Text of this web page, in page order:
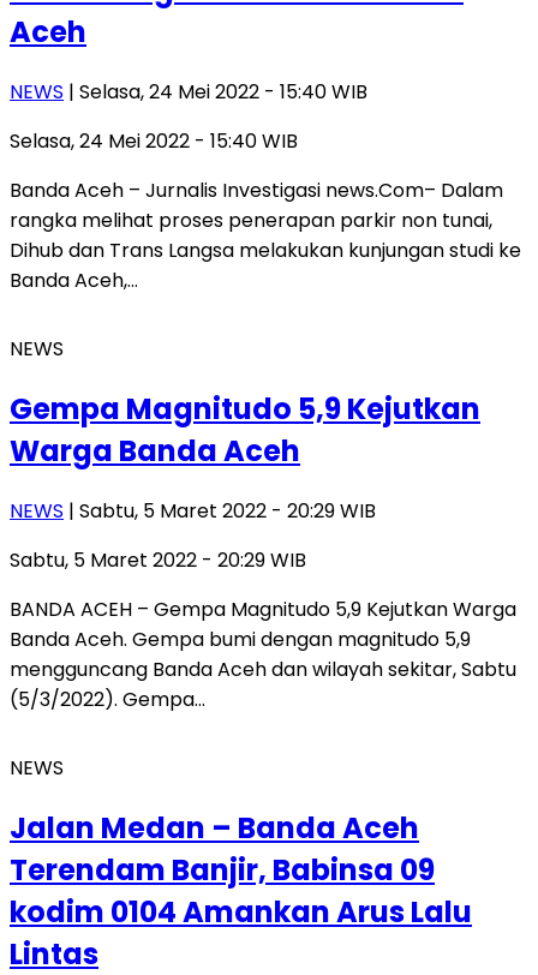
Aceh
NEWS | Selasa, 24 Mei 2022 - 15:40 WIB
Selasa, 24 Mei 2022 - 15:40 WIB
Banda Aceh – Jurnalis Investigasi news.Com– Dalam
rangka melihat proses penerapan parkir non tunai,
Dihub dan Trans Langsa melakukan kunjungan studi ke
Banda Aceh,…
NEWS
Gempa Magnitudo 5,9 Kejutkan
Warga Banda Aceh
NEWS | Sabtu, 5 Maret 2022 - 20:29 WIB
Sabtu, 5 Maret 2022 - 20:29 WIB
BANDA ACEH – Gempa Magnitudo 5,9 Kejutkan Warga
Banda Aceh. Gempa bumi dengan magnitudo 5,9
mengguncang Banda Aceh dan wilayah sekitar, Sabtu
(5/3/2022). Gempa…
NEWS
Jalan Medan – Banda Aceh
Terendam Banjir, Babinsa 09
kodim 0104 Amankan Arus Lalu
Lintas